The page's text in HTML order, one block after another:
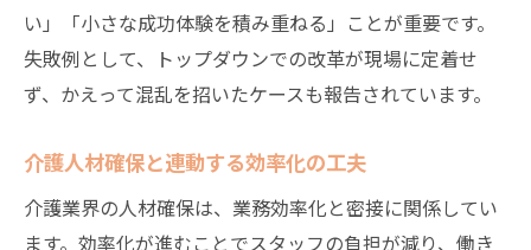
い」「小さな成功体験を積み重ねる」ことが重要です。
失敗例として、トップダウンでの改革が現場に定着せ
ず、かえって混乱を招いたケースも報告されています。
介護人材確保と連動する効率化の工夫
介護業界の人材確保は、業務効率化と密接に関係してい
ます。効率化が進むことでスタッフの負担が減り、働き